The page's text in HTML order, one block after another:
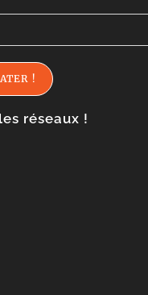
!
réseaux !